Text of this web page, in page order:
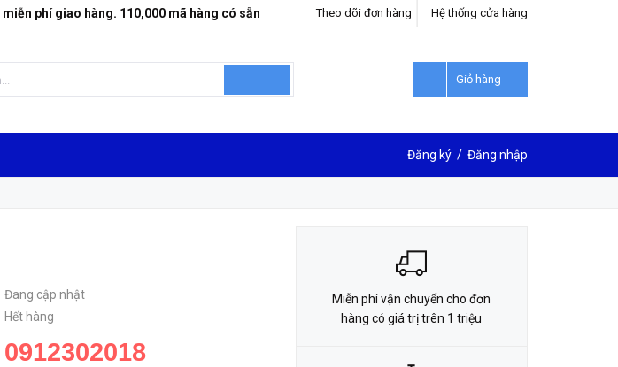
phí giao hàng. 110,000 mã hàng có sẵn
Hệ thống cửa hàng
Theo dõi đơn hàng
Giỏ hàng
Đăng ký / Đăng nhập
Đang cập nhật
Hết hàng
0912302018
LIÊN HỆ ĐẶT HÀNG
Miễn phí vận chuyển cho đơn
hàng có giá trị trên 1 triệu